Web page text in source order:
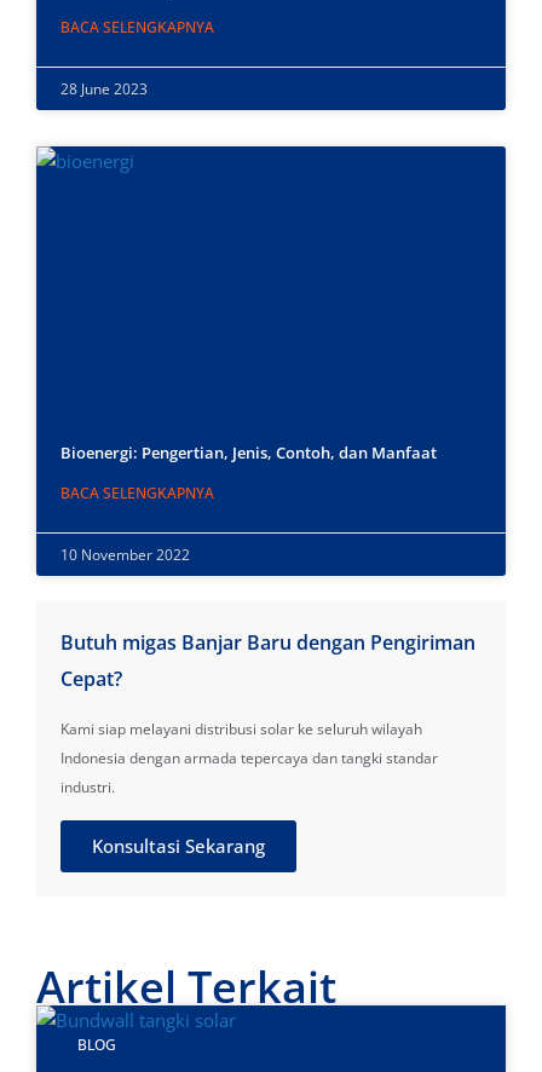
BACA SELENGKAPNYA
28 June 2023
Bioenergi: Pengertian, Jenis, Contoh, dan Manfaat
BACA SELENGKAPNYA
10 November 2022
Butuh migas Banjar Baru dengan Pengiriman
Cepat?
Kami siap melayani distribusi solar ke seluruh wilayah
Indonesia dengan armada tepercaya dan tangki standar
industri.
Konsultasi Sekarang
Artikel Terkait
BLOG